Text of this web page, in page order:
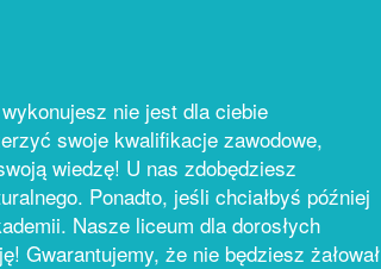
nie jest dla ciebie
swoje kwalifikacje zawodowe,
wiedzę! U nas zdobędziesz
Ponadto, jeśli chciałbyś później
Nasze liceum dla dorosłych
Gwarantujemy, że nie będziesz żałował